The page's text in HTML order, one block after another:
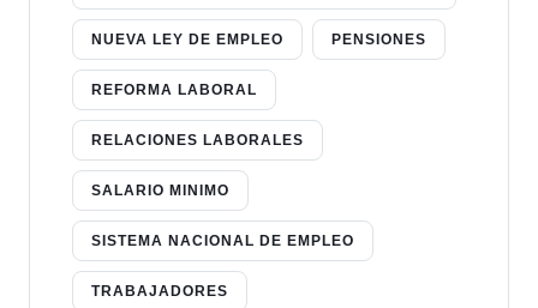
NUEVA LEY DE EMPLEO PENSIONES
REFORMA LABORAL
RELACIONES LABORALES
SALARIO MINIMO
SISTEMA NACIONAL DE EMPLEO
TRABAJADORES